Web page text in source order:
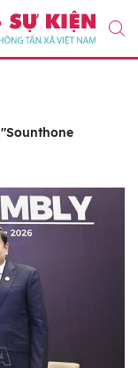
"Sounthone